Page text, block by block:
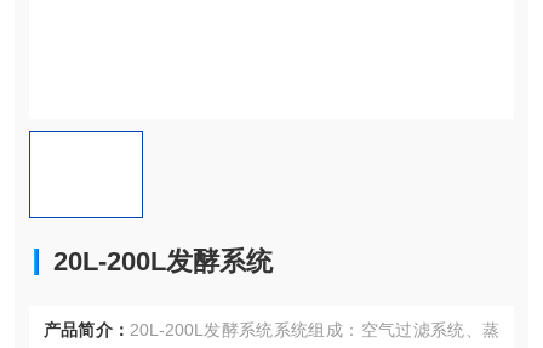
20L-200L发酵系统
产品简介： 20L-200L发酵系统系统组成：空气过滤系统、蒸